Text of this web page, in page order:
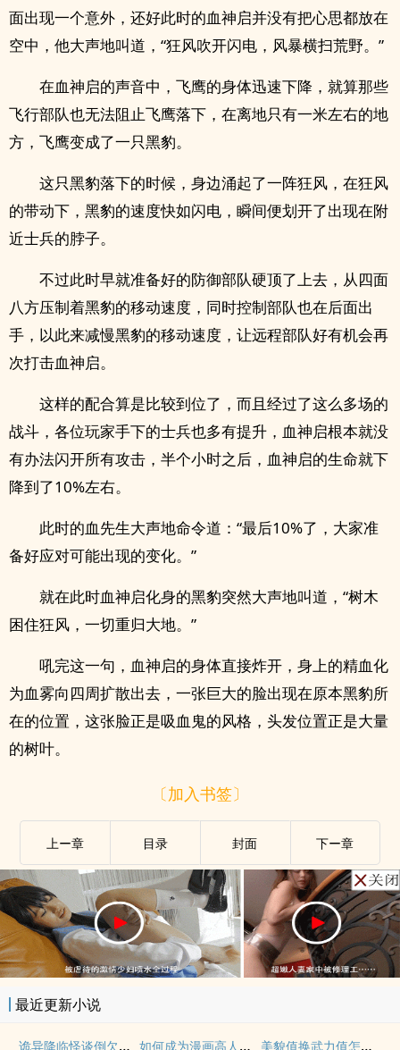
面出现一个意外，还好此时的血神启并没有把心思都放在
空中，他大声地叫道，“狂风吹开闪电，风暴横扫荒野。”
在血神启的声音中，飞鹰的身体迅速下降，就算那些
飞行部队也无法阻止飞鹰落下，在离地只有一米左右的地
方，飞鹰变成了一只黑豹。
这只黑豹落下的时候，身边涌起了一阵狂风，在狂风
的带动下，黑豹的速度快如闪电，瞬间便划开了出现在附
近士兵的脖子。
不过此时早就准备好的防御部队硬顶了上去，从四面
八方压制着黑豹的移动速度，同时控制部队也在后面出
手，以此来减慢黑豹的移动速度，让远程部队好有机会再
次打击血神启。
这样的配合算是比较到位了，而且经过了这么多场的
战斗，各位玩家手下的士兵也多有提升，血神启根本就没
有办法闪开所有攻击，半个小时之后，血神启的生命就下
降到了10%左右。
此时的血先生大声地命令道：“最后10%了，大家准
备好应对可能出现的变化。”
就在此时血神启化身的黑豹突然大声地叫道，“树木
困住狂风，一切重归大地。”
吼完这一句，血神启的身体直接炸开，身上的精血化
为血雾向四周扩散出去，一张巨大的脸出现在原本黑豹所
在的位置，这张脸正是吸血鬼的风格，头发位置正是大量
的树叶。
〔加入书签〕
上ー章 目录 封面 下ー章
最近更新小说
诡异降临怪谈倒欠我八个亿 如何成为漫画高人气角色 美貌值换武力值怎么你了